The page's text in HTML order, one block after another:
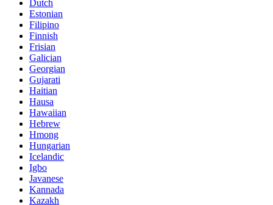
Dutch
Estonian
Filipino
Finnish
Frisian
Galician
Georgian
Gujarati
Haitian
Hausa
Hawaiian
Hebrew
Hmong
Hungarian
Icelandic
Igbo
Javanese
Kannada
Kazakh